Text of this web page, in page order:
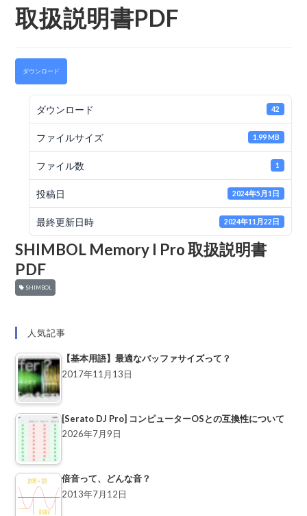
取扱説明書PDF
ダウンロード
ダウンロード 42
ファイルサイズ 1.99 MB
ファイル数 1
投稿日 2024年5月1日
最終更新日時 2024年11月22日
SHIMBOL Memory I Pro 取扱説明書
PDF
SHIMBOL
人気記事
【基本用語】最適なバッファサイズって？
2017年11月13日
[Serato DJ Pro] コンピューターOSとの互換性について
2026年7月9日
倍音って、どんな音？
2013年7月12日